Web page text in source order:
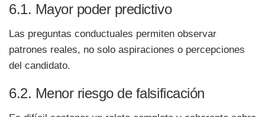
6.1. Mayor poder predictivo
Las preguntas conductuales permiten observar
patrones reales, no solo aspiraciones o percepciones
del candidato.
6.2. Menor riesgo de falsificación